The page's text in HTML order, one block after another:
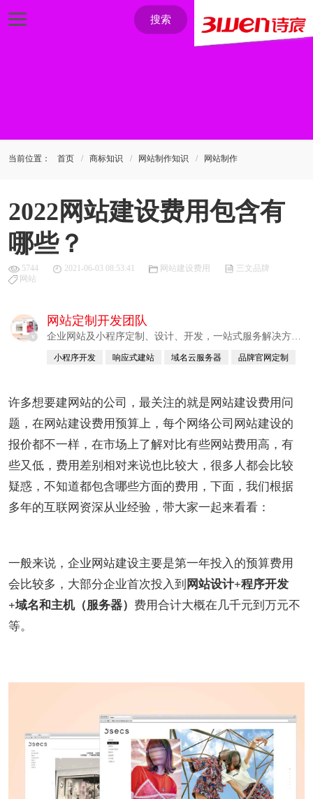
搜索
当前位置： 首页 商标知识 网站制作知识 网站制作
2022网站建设费用包含有
哪些？
5744 2021-06-03 08:53:41 网站建设费用
三文品牌
网站
v
网站定制开发团队
企业网站及小程序定制、设计、开发，一站式服务解决方
小程序开发 响应式建站 域名云服务器 品牌官网定制
许多想要建网站的公司，最关注的就是网站建设费用问
题，在网站建设费用预算上，每个网络公司网站建设的
报价都不一样，在市场上了解对比有些网站费用高，有
些又低，费用差别相对来说也比较大，很多人都会比较
疑惑，不知道都包含哪些方面的费用，下面，我们根据
多年的互联网资深从业经验，带大家一起来看看：
一般来说，企业网站建设主要是第一年投入的预算费用
会比较多，大部分企业首次投入到 网站设计+程序开发
+域名和主机（服务器） 费用合计大概在几千元到万元不
等。